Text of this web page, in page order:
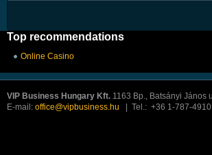
Top recommendations
Online Casino
VIP Business Hungary Kft. 1163 Bp., Batsányi János
E-mail: office@vipbusiness.hu | Tel.: +36 1-787-